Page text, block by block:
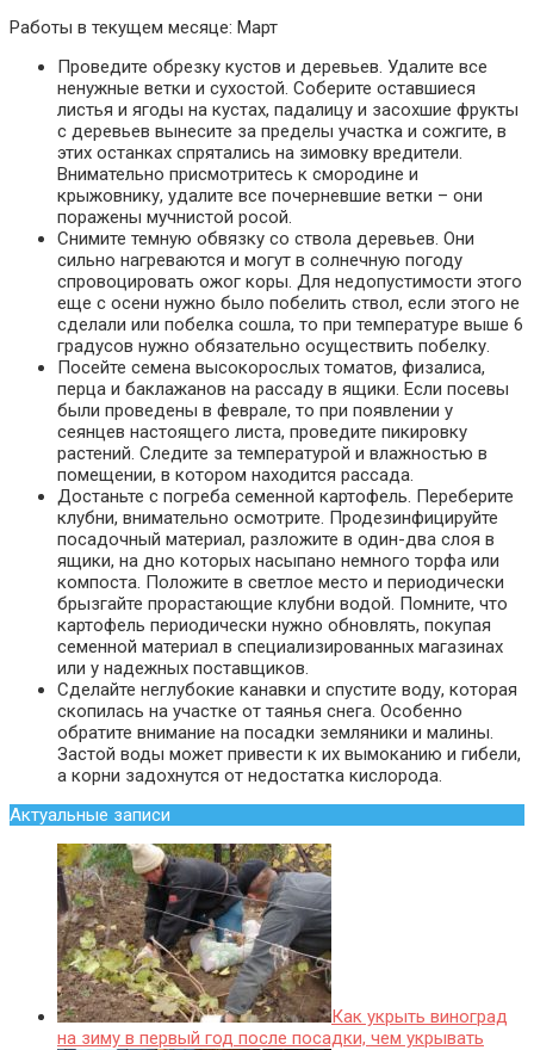
Работы в текущем месяце: Март
Проведите обрезку кустов и деревьев. Удалите все
ненужные ветки и сухостой. Соберите оставшиеся
листья и ягоды на кустах, падалицу и засохшие фрукты
с деревьев вынесите за пределы участка и сожгите, в
этих останках спрятались на зимовку вредители.
Внимательно присмотритесь к смородине и
крыжовнику, удалите все почерневшие ветки – они
поражены мучнистой росой.
Снимите темную обвязку со ствола деревьев. Они
сильно нагреваются и могут в солнечную погоду
спровоцировать ожог коры. Для недопустимости этого
еще с осени нужно было побелить ствол, если этого не
сделали или побелка сошла, то при температуре выше 6
градусов нужно обязательно осуществить побелку.
Посейте семена высокорослых томатов, физалиса,
перца и баклажанов на рассаду в ящики. Если посевы
были проведены в феврале, то при появлении у
сеянцев настоящего листа, проведите пикировку
растений. Следите за температурой и влажностью в
помещении, в котором находится рассада.
Достаньте с погреба семенной картофель. Переберите
клубни, внимательно осмотрите. Продезинфицируйте
посадочный материал, разложите в один-два слоя в
ящики, на дно которых насыпано немного торфа или
компоста. Положите в светлое место и периодически
брызгайте прорастающие клубни водой. Помните, что
картофель периодически нужно обновлять, покупая
семенной материал в специализированных магазинах
или у надежных поставщиков.
Сделайте неглубокие канавки и спустите воду, которая
скопилась на участке от таянья снега. Особенно
обратите внимание на посадки земляники и малины.
Застой воды может привести к их вымоканию и гибели,
а корни задохнутся от недостатка кислорода.
Актуальные записи
Как укрыть виноград
на зиму в первый год после посадки, чем укрывать